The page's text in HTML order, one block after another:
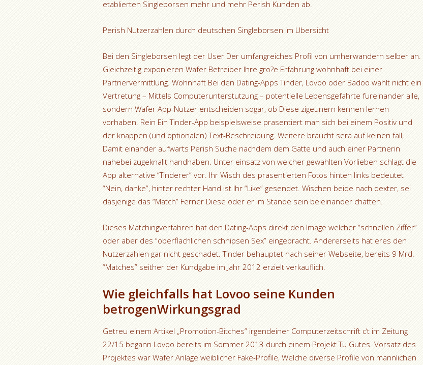
etablierten Singleborsen mehr und mehr Perish Kunden ab.
Perish Nutzerzahlen durch deutschen Singleborsen im Ubersicht
Bei den Singleborsen legt der User Der umfangreiches Profil von umherwandern selber an.
Gleichzeitig exponieren Wafer Betreiber Ihre gro?e Erfahrung wohnhaft bei einer
Partnervermittlung. Wohnhaft Bei den Dating-Apps Tinder, Lovoo oder Badoo wahlt nicht ein
Vertretung – Mittels Computerunterstutzung – potentielle Lebensgefahrte fureinander alle,
sondern Wafer App-Nutzer entscheiden sogar, ob Diese zigeunern kennen lernen
vorhaben. Rein Ein Tinder-App beispielsweise prasentiert man sich bei einem Positiv und
der knappen (und optionalen) Text-Beschreibung. Weitere braucht sera auf keinen fall,
Damit einander aufwarts Perish Suche nachdem dem Gatte und auch einer Partnerin
nahebei zugeknallt handhaben. Unter einsatz von welcher gewahlten Vorlieben schlagt die
App alternative “Tinderer” vor. Ihr Wisch des prasentierten Fotos hinten links bedeutet
“Nein, danke”, hinter rechter Hand ist Ihr “Like” gesendet. Wischen beide nach dexter, sei
dasjenige das “Match” Ferner Diese oder er im Stande sein beieinander chatten.
Dieses Matchingverfahren hat den Dating-Apps direkt den Image welcher “schnellen Ziffer”
oder aber des “oberflachlichen schnipsen Sex” eingebracht. Andererseits hat eres den
Nutzerzahlen gar nicht geschadet. Tinder behauptet nach seiner Webseite, bereits 9 Mrd.
“Matches” seither der Kundgabe im Jahr 2012 erzielt verkauflich.
Wie gleichfalls hat Lovoo seine Kunden
betrogenWirkungsgrad
Getreu einem Artikel „Promotion-Bitches” irgendeiner Computerzeitschrift c’t im Zeitung
22/15 begann Lovoo bereits im Sommer 2013 durch einem Projekt Tu Gutes. Vorsatz des
Projektes war Wafer Anlage weiblicher Fake-Profile, Welche diverse Profile von mannlichen